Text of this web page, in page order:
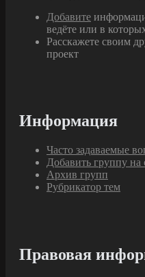
Добавите
ведёте или в
Расскажете своим
проект
Информация
Часто задаваемые
Добавить группу на
Архив групп
Рубрикатор тем
Правовая